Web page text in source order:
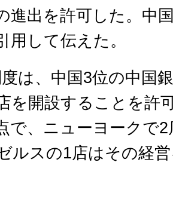
進出を許可した。中
用して伝えた。
は、中国3位の中国
を開設することを許
で、ニューヨークで
ルスの1店はその経